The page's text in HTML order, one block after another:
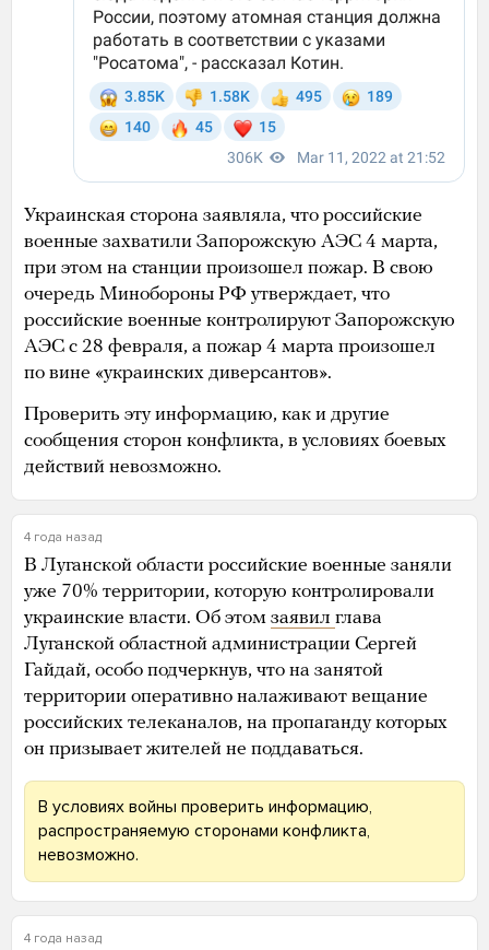
Украинская сторона заявляла, что российские
военные захватили Запорожскую АЭС 4 марта,
при этом на станции произошел пожар. В свою
очередь Минобороны РФ утверждает, что
российские военные контролируют Запорожскую
АЭС с 28 февраля, а пожар 4 марта произошел
по вине «украинских диверсантов».
Проверить эту информацию, как и другие
сообщения сторон конфликта, в условиях боевых
действий невозможно.
4 года назад
В Луганской области российские военные заняли
уже 70% территории, которую контролировали
украинские власти. Об этом заявил глава
Луганской областной администрации Сергей
Гайдай, особо подчеркнув, что на занятой
территории оперативно налаживают вещание
российских телеканалов, на пропаганду которых
он призывает жителей не поддаваться.
В условиях войны проверить информацию,
распространяемую сторонами конфликта,
невозможно.
4 года назад